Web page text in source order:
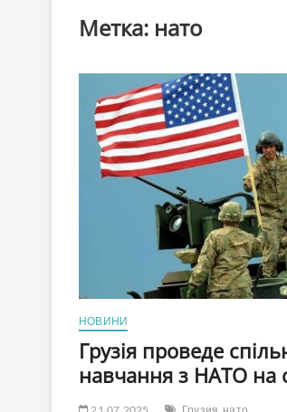
Метка: нато
НОВИНИ
Грузія проведе
навчання з НАТО на